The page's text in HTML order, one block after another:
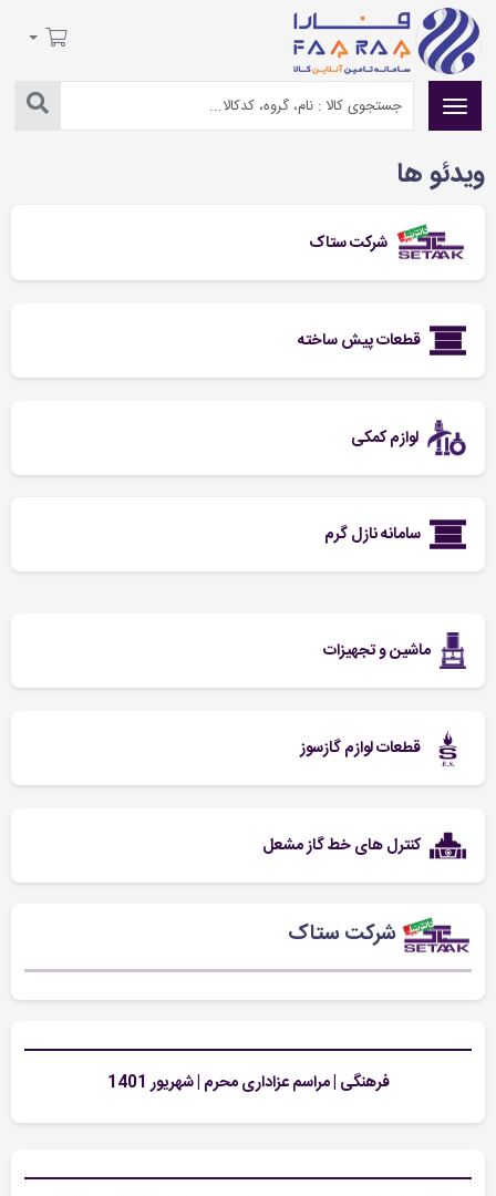
ویدئو ها
شرکت ستاک
قطعات پیش ساخته
لوازم کمکی
سامانه نازل گرم
ماشین و تجهیزات
قطعات لوازم گازسوز
کنترل های خط گاز مشعل
شرکت ستاک
فرهنگی | مراسم عزاداری محرم | شهریور 1401